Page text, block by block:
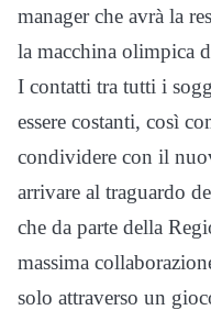
manager che avrà la
la macchina olimpica
I contatti tra tutti i
essere costanti, così
condividere con il
arrivare al traguardo
che da parte della
massima
solo attraverso un